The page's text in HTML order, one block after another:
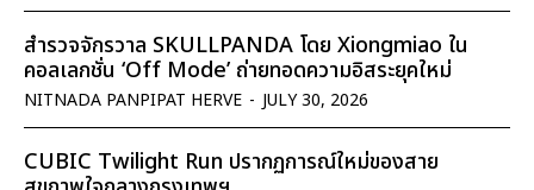
สำรวจจักรวาล SKULLPANDA โดย Xiongmiao ใน
คอลเลกชั่น ‘Off Mode’ ถ่ายทอดความอิสระยุคใหม่
NITNADA PANPIPAT HERVE - JULY 30, 2026
CUBIC Twilight Run ปรากฏการณ์ใหม่ของสาย